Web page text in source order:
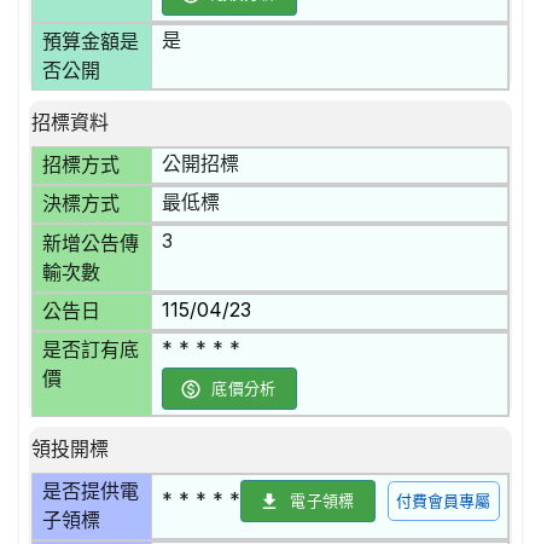
預算金額是
否公開
是
招標資料
招標方式
公開招標
決標方式 最低標
新增公告傳
輸次數
3
公告日 115/04/23
是否訂有底
價
* * * * *
底價分析
領投開標
是否提供電
子領標
* * * * * 電子領標 付費會員專屬